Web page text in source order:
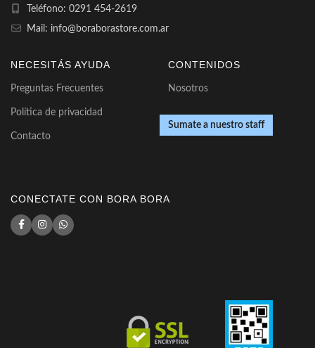
Teléfono: 0291 454-2619
Mail: info@boraborastore.com.ar
NECESITÁS AYUDA
Preguntas Frecuentes
Política de privacidad
Contacto
CONTENIDOS
Nosotros
Sumate a nuestro staff
CONECTATE CON BORA BORA